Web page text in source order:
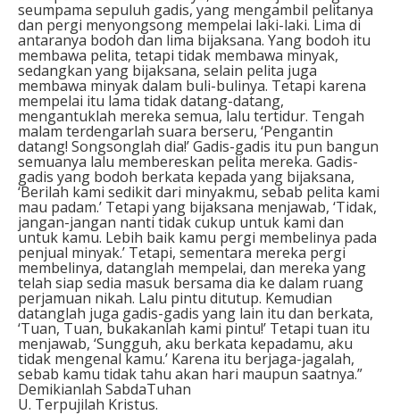
seumpama sepuluh gadis, yang mengambil pelitanya
dan pergi menyongsong mempelai laki-laki. Lima di
antaranya bodoh dan lima bijaksana. Yang bodoh itu
membawa pelita, tetapi tidak membawa minyak,
sedangkan yang bijaksana, selain pelita juga
membawa minyak dalam buli-bulinya. Tetapi karena
mempelai itu lama tidak datang-datang,
mengantuklah mereka semua, lalu tertidur. Tengah
malam terdengarlah suara berseru, ‘Pengantin
datang! Songsonglah dia!’ Gadis-gadis itu pun bangun
semuanya lalu membereskan pelita mereka. Gadis-
gadis yang bodoh berkata kepada yang bijaksana,
‘Berilah kami sedikit dari minyakmu, sebab pelita kami
mau padam.’ Tetapi yang bijaksana menjawab, ‘Tidak,
jangan-jangan nanti tidak cukup untuk kami dan
untuk kamu. Lebih baik kamu pergi membelinya pada
penjual minyak.’ Tetapi, sementara mereka pergi
membelinya, datanglah mempelai, dan mereka yang
telah siap sedia masuk bersama dia ke dalam ruang
perjamuan nikah. Lalu pintu ditutup. Kemudian
datanglah juga gadis-gadis yang lain itu dan berkata,
‘Tuan, Tuan, bukakanlah kami pintu!’ Tetapi tuan itu
menjawab, ‘Sungguh, aku berkata kepadamu, aku
tidak mengenal kamu.’ Karena itu berjaga-jagalah,
sebab kamu tidak tahu akan hari maupun saatnya.”
Demikianlah SabdaTuhan
U. Terpujilah Kristus.